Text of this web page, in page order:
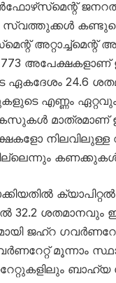
ജനറൽ
ഏകദേശം 24.6
എണ്ണം
മാത്രമാണ്
32.2 ശതമാനവും
ജഹ്‌റ
മൂന്നാം